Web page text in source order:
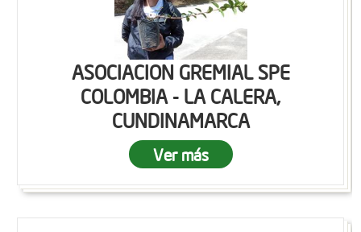
ASOCIACION GREMIAL SPE
COLOMBIA - LA CALERA,
CUNDINAMARCA
Ver más